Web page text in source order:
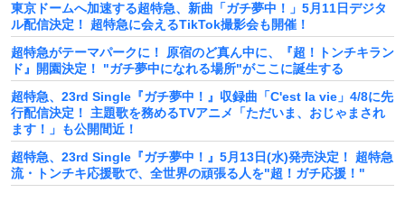
東京ドームへ加速する超特急、新曲「ガチ夢中！」5月11日デジタ
ル配信決定！ 超特急に会えるTikTok撮影会も開催！
超特急がテーマパークに！ 原宿のど真ん中に、『超！トンチキラン
ド』開園決定！ "ガチ夢中になれる場所"がここに誕生する
超特急、23rd Single『ガチ夢中！』収録曲「C'est la vie」4/8に先
行配信決定！ 主題歌を務めるTVアニメ「ただいま、おじゃまされ
ます！」も公開間近！
超特急、23rd Single『ガチ夢中！』5月13日(水)発売決定！ 超特急
流・トンチキ応援歌で、全世界の頑張る人を"超！ガチ応援！"